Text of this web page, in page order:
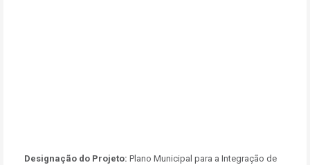
Designação do Projeto: Plano Municipal para a Integração de